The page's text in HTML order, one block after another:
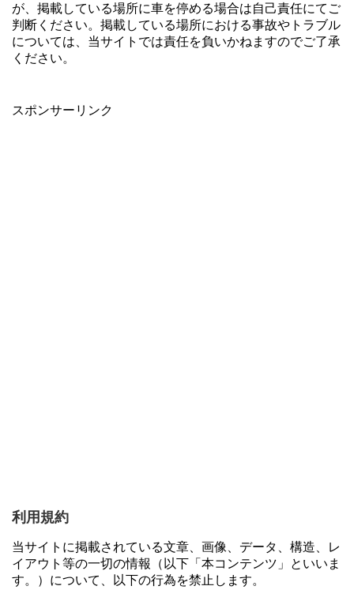
が、掲載している場所に車を停める場合は自己責任にてご
判断ください。掲載している場所における事故やトラブル
については、当サイトでは責任を負いかねますのでご了承
ください。
スポンサーリンク
利用規約
当サイトに掲載されている文章、画像、データ、構造、レ
イアウト等の一切の情報（以下「本コンテンツ」といいま
す。）について、以下の行為を禁止します。